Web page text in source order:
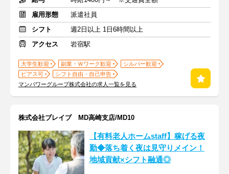
雇用形態
派遣社員
シフト
週2日以上 1日6時間以上
アクセス
岩宿駅
大学生歓迎 副業・Ｗワーク歓迎
シルバー歓迎
ピアス可
シフト自由・自己申告
マンパワーグループ株式会社の求人一覧を見る
株式会社ブレイブ MD高崎支店/MD10
【有料老人ホームstaff】稼げる夜
勤◆落ち着く夜は見守りメイン！
地域貢献×シフト融通◎